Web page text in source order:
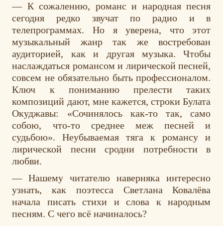
— К сожалению, романс и народная песня
сегодня редко звучат по радио и в
телепрограммах. Но я уверена, что этот
музыкальный жанр так же востребован
аудиторией, как и другая музыка. Чтобы
наслаждаться романсом и лирической песней,
совсем не обязательно быть профессионалом.
Ключ к пониманию прелести таких
композиций дают, мне кажется, строки Булата
Окуджавы: «Сочинялось как-то так, само
собою, что-то среднее меж песней и
судьбою». Неубываемая тяга к романсу и
лирической песни сродни потребности в
любви.
— Нашему читателю наверняка интересно
узнать, как поэтесса Светлана Ковалёва
начала писать стихи и слова к народным
песням. С чего всё начиналось?